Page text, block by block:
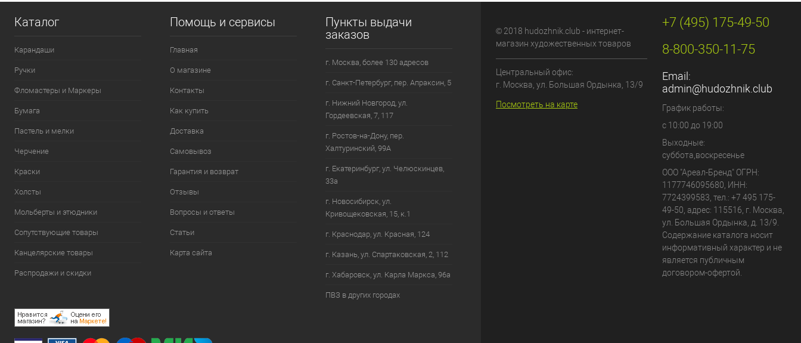
Каталог
Карандаши
Ручки
Фломастеры и Маркеры
Бумага
Пастель и мелки
Черчение
Краски
Холсты
Мольберты и этюдники
Сопутствующие товары
Канцелярские товары
Распродажи и скидки
Помощь и сервисы
Главная
О магазине
Контакты
Как купить
Доставка
Самовывоз
Гарантия и возврат
Отзывы
Вопросы и ответы
Статьи
Карта сайта
Пункты выдачи
заказов
г. Москва, более 130 адресов
г. Санкт-Петербург, пер. Апраксин, 5
г. Нижний Новгород, ул.
Гордеевская, 7, 117
г. Ростов-на-Дону, пер.
Халтуринский, 99А
г. Екатеринбург, ул. Челюскинцев,
33а
г. Новосибирск, ул.
Кривощековская, 15, к.1
г. Краснодар, ул. Красная, 124
г. Казань, ул. Спартаковская, 2, 112
г. Хабаровск, ул. Карла Маркса, 96а
ПВЗ в других городах
© 2018 hudozhnik.club - интернет-
магазин художественных товаров
Центральный офис:
г. Москва, ул. Большая Ордынка, 13/9
Посмотреть на карте
+7 (495) 175-49-50
8-800-350-11-75
Email:
admin@hudozhnik.club
График работы:
с 10:00 до 19:00
Выходные:
суббота,воскресенье
ООО "Ареал-Бренд" ОГРН:
1177746095680, ИНН:
7724399583, тел.: +7 495 175-
49-50, адрес: 115516, г. Москва,
ул. Большая Ордынка, д. 13/9.
Содержание каталога носит
информативный характер и не
является публичным
договором-офертой.